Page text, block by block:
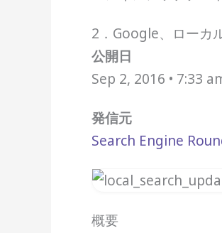
2．Google、ローカ
公開日
Sep 2, 2016 • 7:33
発信元
Search Engine
概要